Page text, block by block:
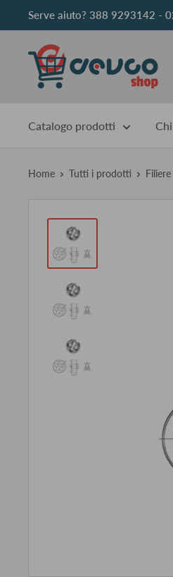
al
contenuto
Serve aiuto? 388 9293142 -
DEVCOshop
Catalogo prodotti
Home Tutti i prodotti